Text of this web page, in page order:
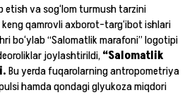
etish va sog‘lom turmush tarzini
qamrovli axborot-targ‘ibot ishlari
bo‘ylab “Salomatlik marafoni” logotipi
joylashtirildi,“Salomatlik
Bu yerda fuqarolarning antropometriya
hamda qondagi glyukoza miqdori